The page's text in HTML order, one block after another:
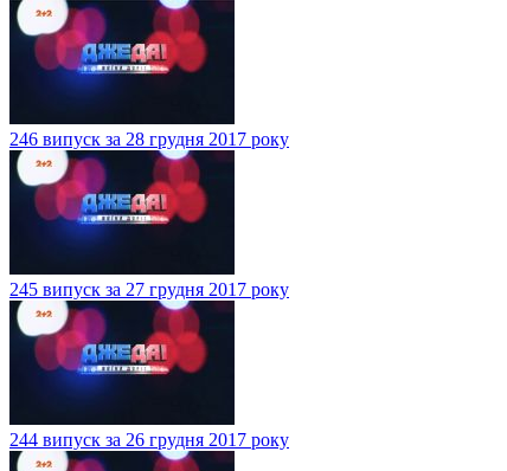
246 випуск за 28 грудня 2017 року
245 випуск за 27 грудня 2017 року
244 випуск за 26 грудня 2017 року